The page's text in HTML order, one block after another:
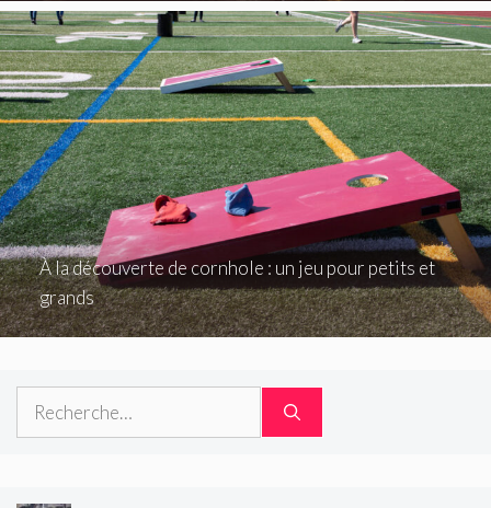
À la découverte de cornhole : un jeu pour petits et
grands
Rechercher :